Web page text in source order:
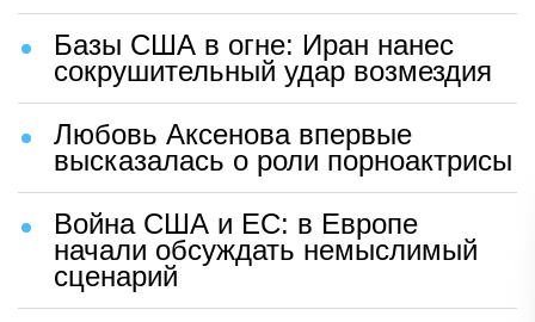
Базы США в огне: Иран нанес
сокрушительный удар возмездия
Любовь Аксенова впервые
высказалась о роли порноактрисы
Война США и ЕС: в Европе
начали обсуждать немыслимый
сценарий